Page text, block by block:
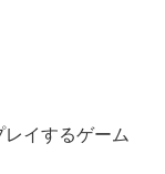
イするゲーム